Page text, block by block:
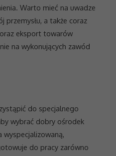
Warto mieć na uwadze
przemysłu, a także coraz
eksport towarów
na wykonujących zawód
do specjalnego
wybrać dobry ośrodek
wyspecjalizowaną,
do pracy zarówno